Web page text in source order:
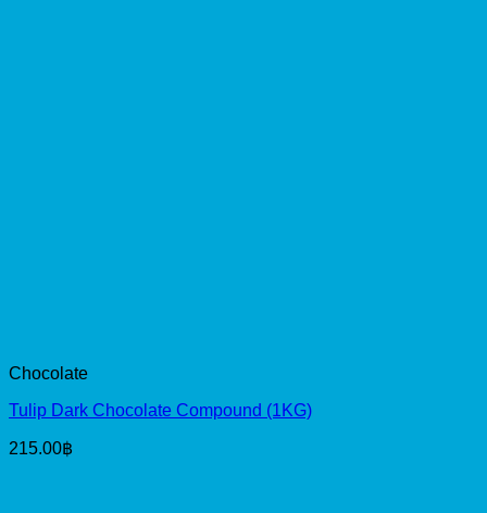
Chocolate
Tulip Dark Chocolate Compound (1KG)
215.00฿